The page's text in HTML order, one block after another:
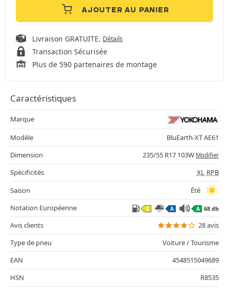
AJOUTER AU PANIER
Livraison GRATUITE. Détails
Transaction Sécurisée
Plus de 590 partenaires de montage
Caractéristiques
Marque
Modèle
BluEarth-XT AE61
Dimension
235/55 R17 103W Modifier
Spécificités XL RPB
Saison
Été
Notation Européenne
C A A 68 db
Avis clients
28 avis
Type de pneu
Voiture / Tourisme
EAN
4548515049689
HSN
R8535